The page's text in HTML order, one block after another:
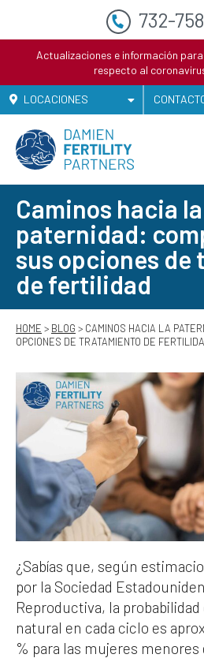
Actualizaciones e información
respecto al
LOCACIONES
732-
Caminos hacia la
paternidad:
sus opciones
de fertilidad
HOME > BLOG > CAMINOS HACIA LA
OPCIONES DE TRATAMIENTO DE
¿Sabías que, según
por la Sociedad
Reproductiva, la
natural en cada ciclo es
% para las mujeres menores